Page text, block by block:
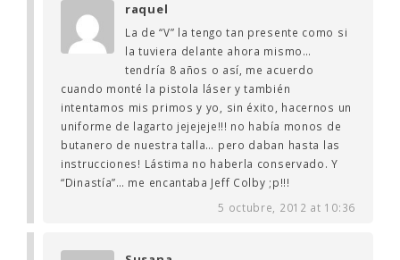
raquel
La de “V” la tengo tan presente como si
la tuviera delante ahora mismo…
tendría 8 años o así, me acuerdo
cuando monté la pistola láser y también
intentamos mis primos y yo, sin éxito, hacernos un
uniforme de lagarto jejejeje!!! no había monos de
butanero de nuestra talla… pero daban hasta las
instrucciones! Lástima no haberla conservado. Y
“Dinastía”… me encantaba Jeff Colby ;p!!!
5 octubre, 2012 at 10:36